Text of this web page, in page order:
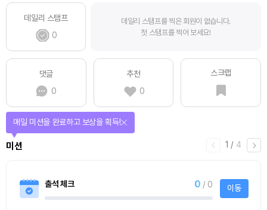
데일리 스탬프
0
데일리 스탬프를 찍은 회원이 없습니다.
첫 스탬프를 찍어 보세요!
댓글
0
추천
0
스크랩
1 / 4
미션
매일 미션을 완료하고 보상을 획득!
출석 체크 0 / 0 이동